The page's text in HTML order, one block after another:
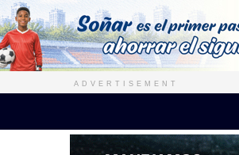
ADVERTISEMENT